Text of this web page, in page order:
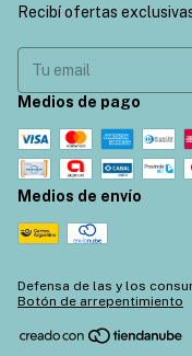
Recibí ofertas
Medios de pago
Medios de envío
Defensa de las y los
Botón de arrepentimiento